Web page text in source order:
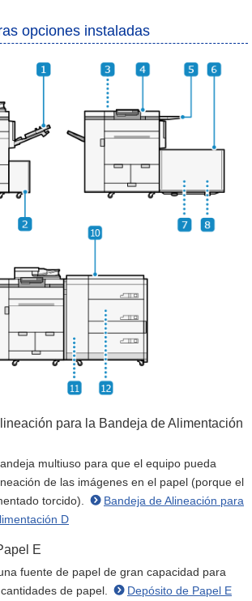
opciones instaladas
para la Bandeja de Alimentación
multiuso para que el equipo pueda
de las imágenes en el papel (porque el
torcido).
Bandeja de Alineación para
D
E
fuente de papel de gran capacidad para
de papel.
Depósito de Papel E